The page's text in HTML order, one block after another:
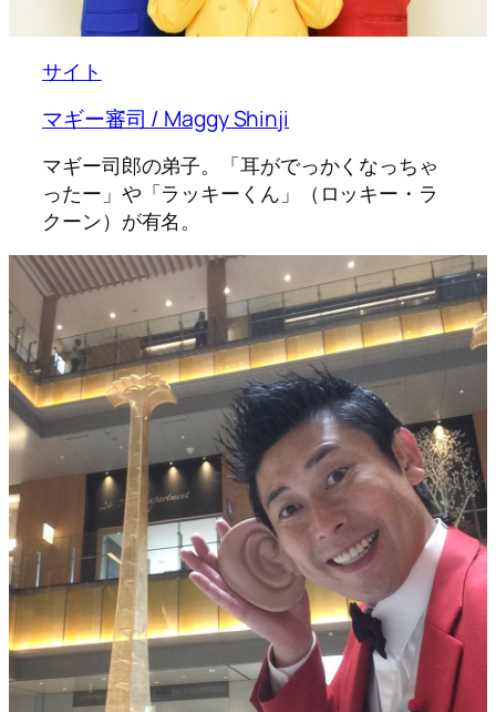
サイト
マギー審司 / Maggy Shinji
マギー司郎の弟子。「耳がでっかくなっちゃ
ったー」や「ラッキーくん」（ロッキー・ラ
クーン）が有名。